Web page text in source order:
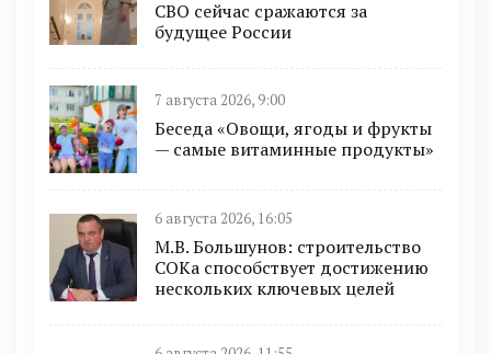
СВО сейчас сражаются за
будущее России
7 августа 2026, 9:00
Беседа «Овощи, ягоды и фрукты
— самые витаминные продукты»
6 августа 2026, 16:05
М.В. Большунов: строительство
СОКа способствует достижению
нескольких ключевых целей